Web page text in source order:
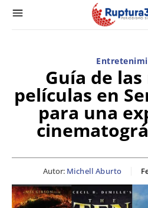
Guía de
películas en
para una
Autor: Michell Aburto